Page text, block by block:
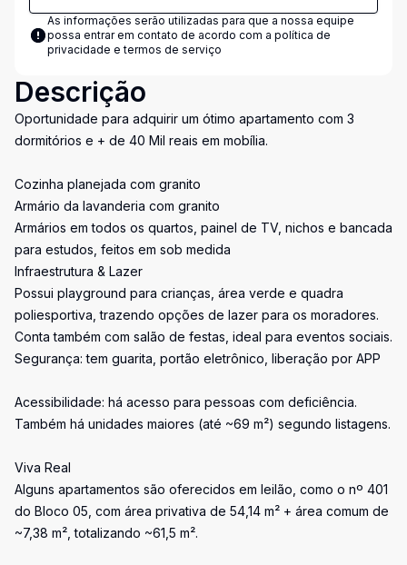
As informações serão utilizadas para que a nossa equipe
possa entrar em contato de acordo com a política de
privacidade e termos de serviço
Descrição
Oportunidade para adquirir um ótimo apartamento com 3
dormitórios e + de 40 Mil reais em mobília.
Cozinha planejada com granito
Armário da lavanderia com granito
Armários em todos os quartos, painel de TV, nichos e bancada
para estudos, feitos em sob medida
Infraestrutura & Lazer
Possui playground para crianças, área verde e quadra
poliesportiva, trazendo opções de lazer para os moradores.
Conta também com salão de festas, ideal para eventos sociais.
Segurança: tem guarita, portão eletrônico, liberação por APP
Acessibilidade: há acesso para pessoas com deficiência.
Também há unidades maiores (até ~69 m²) segundo listagens.
Viva Real
Alguns apartamentos são oferecidos em leilão, como o nº 401
do Bloco 05, com área privativa de 54,14 m² + área comum de
~7,38 m², totalizando ~61,5 m².